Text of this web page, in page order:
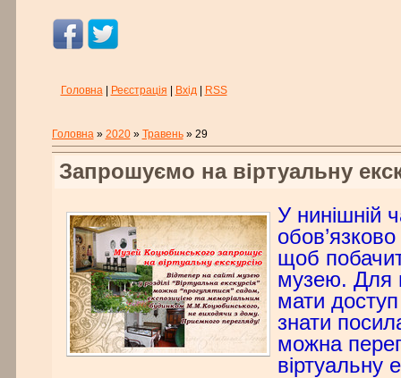
Головна| Реєстрація Вхід| RSS
Головна» 2020 » Травень » 29
Запрошуємо на віртуальну
У нинішній
щоб
музею. Для
мати
знати
можна
віртуальну